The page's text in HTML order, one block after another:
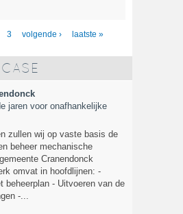
3 volgende › laatste »
jaren voor onafhankelijke
zullen wij op vaste basis de
beheer mechanische
Cranendonck
omvat in hoofdlijnen: -
beheerplan - Uitvoeren van de
-...